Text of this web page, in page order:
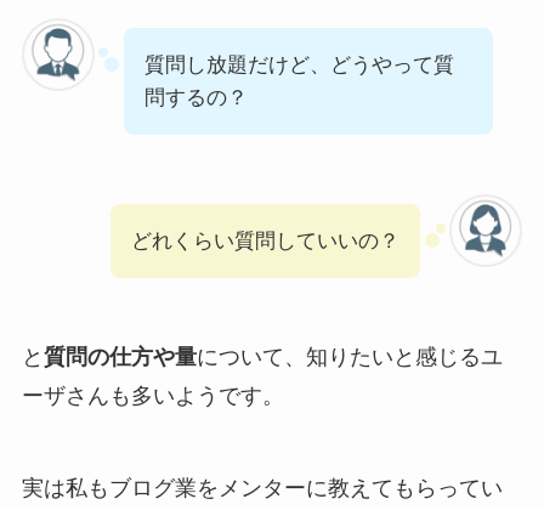
質問し放題だけど、どうやって質
問するの？
どれくらい質問していいの？
と 質問の仕方や量について、知りたいと感じるユ
ーザさんも多いようです。
実は私もブログ業をメンターに教えてもらってい